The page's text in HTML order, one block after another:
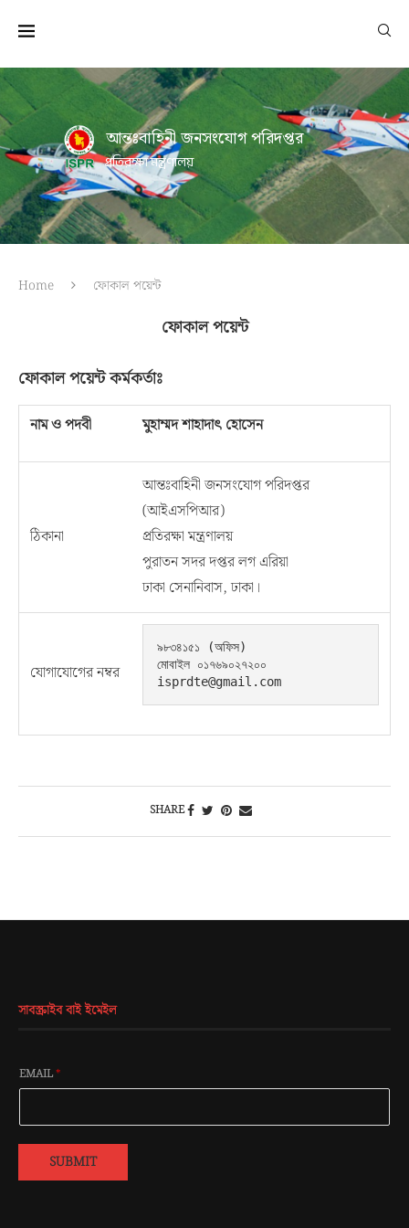
আন্তঃবাহিনী জনসংযোগ পরিদপ্তর
প্রতিরক্ষা মন্ত্রণালয়
Home ফোকাল পয়েন্ট
ফোকাল পয়েন্ট
ফোকাল পয়েন্ট কর্মকর্তাঃ
নাম ও পদবী মুহাম্মদ শাহাদাৎ হোসেন
ঠিকানা
আন্তঃবাহিনী জনসংযোগ পরিদপ্তর
(আইএসপিআর)
প্রতিরক্ষা মন্ত্রণালয়
পুরাতন সদর দপ্তর লগ এরিয়া
ঢাকা সেনানিবাস, ঢাকা।
যোগাযোগের নম্বর
৯৮৩৪১৫১ (অফিস)
মোবাইল ০১৭৬৯০২৭২০০
isprdte@gmail.com
SHARE
সাবস্ক্রাইব বাই ইমেইল
EMAIL*
SUBMIT